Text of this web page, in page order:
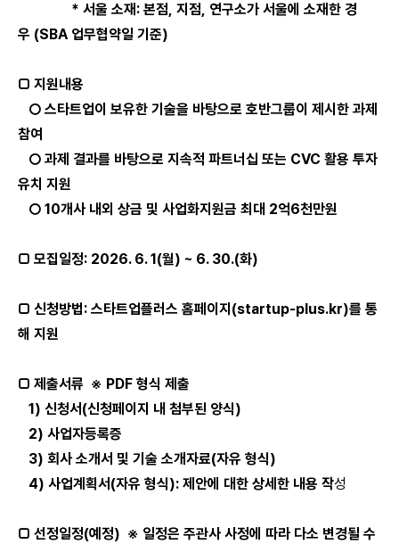
* 서울 소재: 본점, 지점, 연구소가 서울에 소재한 경
우 (SBA 업무협약일 기준)
□ 지원내용
○ 스타트업이 보유한 기술을 바탕으로 호반그룹이 제시한 과제
참여
○ 과제 결과를 바탕으로 지속적 파트너십 또는 CVC 활용 투자
유치 지원
○ 10개사 내외 상금 및 사업화지원금 최대 2억6천만원
□ 모집일정: 2026. 6. 1(월) ~ 6. 30.(화)
□ 신청방법: 스타트업플러스 홈페이지(startup-plus.kr)를 통
해 지원
□ 제출서류 ※ PDF 형식 제출
1) 신청서(신청페이지 내 첨부된 양식)
2) 사업자등록증
3) 회사 소개서 및 기술 소개자료(자유 형식)
4) 사업계획서(자유 형식): 제안에 대한 상세한 내용 작성
□ 선정일정(예정) ※ 일정은 주관사 사정에 따라 다소 변경될 수